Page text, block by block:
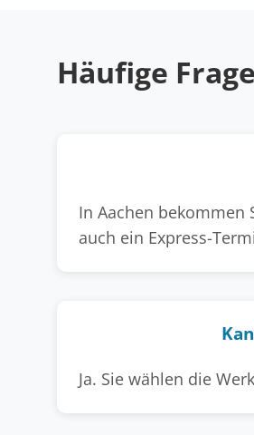
Häufige
In Aachen bekommen
auch ein Express-
Ja. Sie wählen die